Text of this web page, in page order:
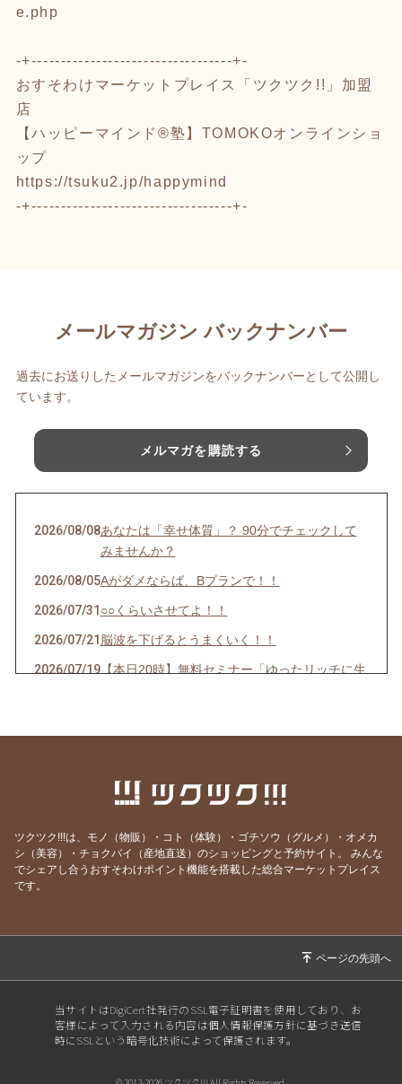
e.php
-+----------------------------------+-
おすそわけマーケットプレイス「ツクツク!!」加盟
店
【ハッピーマインド®塾】TOMOKOオンラインショ
ップ
https://tsuku2.jp/happymind
-+----------------------------------+-
メールマガジン バックナンバー
過去にお送りしたメールマガジンをバックナンバーとして公開し
ています。
メルマガを購読する
2026/08/08あなたは「幸せ体質」？ 90分でチェックして
みませんか？
2026/08/05Aがダメならば、Bプランで！！
2026/07/31 ○○くらいさせてよ！！
2026/07/21 脳波を下げるとうまくいく！！
2026/07/19【本日20時】無料セミナー「ゆったリッチに生
きよう」②料金改定について
験中！！
当？？
2026/07/05最高のタイミングで「決意」そして、「実現
2026/06/09 【動画あり】キャンサータロットって？ 「タ
ロット×潜在意識」で望む未来を引き寄せよ
ツクツク!!!は、モノ（物販）・コト（体験）・ゴチソウ（グルメ）・オメカ
シ（美容）・チョクバイ（産地直送）のショッピングと予約サイト。
みんな
でシェアし合うおすそわけポイント機能を搭載した総合マーケットプレイス
です。
当サイトはDigiCert社発行のSSL電子証明書を使用しており、お
客様によって入力される内容は個人情報保護方針に基づき送信
時にSSLという暗号化技術によって保護されます。